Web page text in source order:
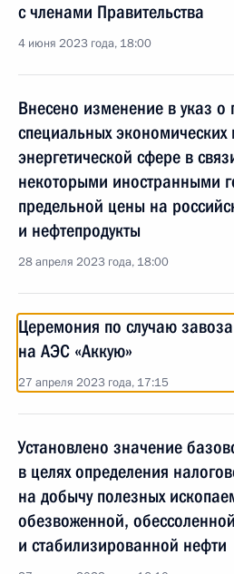
с членами Правительства
4 июня 2023 года, 18:00
Внесено изменение в указ о
специальных
энергетической сфере в
некоторыми иностранными
предельной цены на
и нефтепродукты
28 апреля 2023 года, 18:00
Церемония по случаю
на АЭС «Аккую»
27 апреля 2023 года, 17:15
Установлено значение
в целях определения
на добычу полезных
обезвоженной, обессоленной
и стабилизированной нефти